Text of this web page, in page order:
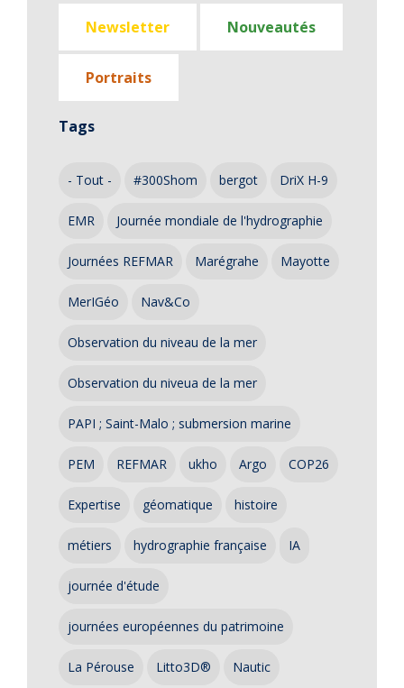
Newsletter Nouveautés
Portraits
Tags
- Tout - #300Shom bergot DriX H-9
EMR Journée mondiale de l'hydrographie
Journées REFMAR Marégrahe Mayotte
MerIGéo Nav&Co
Observation du niveau de la mer
Observation du niveua de la mer
PAPI ; Saint-Malo ; submersion marine
PEM REFMAR ukho Argo COP26
Expertise géomatique histoire
métiers hydrographie française IA
journée d'étude
journées européennes du patrimoine
La Pérouse Litto3D® Nautic